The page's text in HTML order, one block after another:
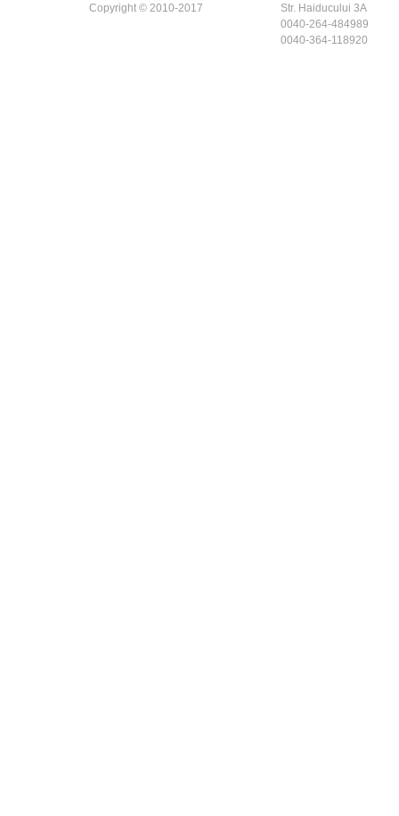
Copyright © 2010-2017
Str. Haiducului 3A
0040-264-484989
0040-364-118920